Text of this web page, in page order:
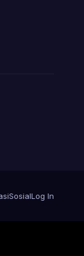
SosialLog In